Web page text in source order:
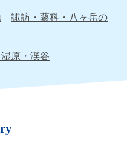
諏訪・蓼科・八ヶ岳の
原・渓谷